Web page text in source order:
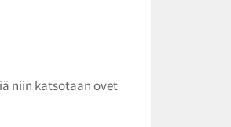
niin katsotaan ovet